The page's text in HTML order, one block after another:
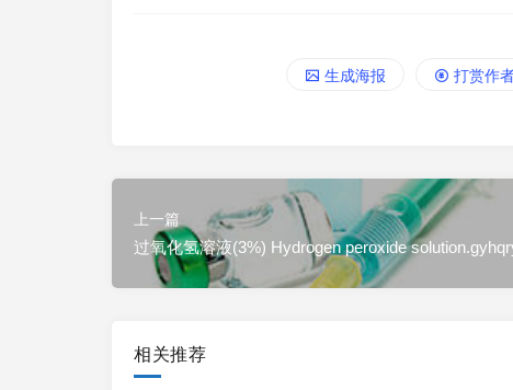
生成海报 打赏作
上一篇
过氧化氢溶液(3%) Hydrogen peroxide
相关推荐